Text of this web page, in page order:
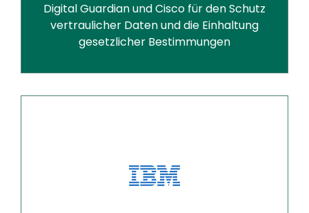
Digital Guardian und Cisco für den Schutz
vertraulicher Daten und die Einhaltung
gesetzlicher Bestimmungen